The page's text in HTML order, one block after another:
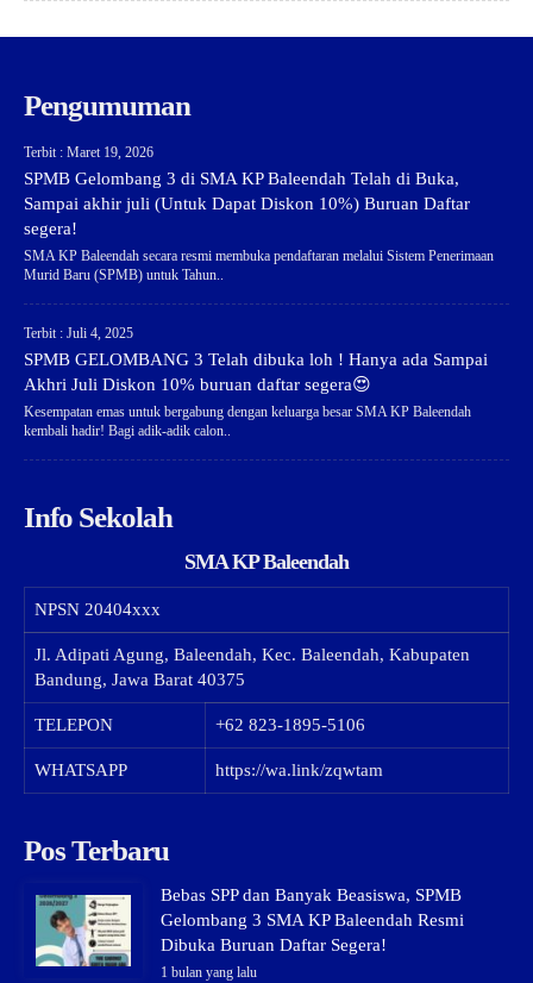
Pengumuman
Terbit : Maret 19, 2026
SPMB Gelombang 3 di SMA KP Baleendah Telah di Buka,
Sampai akhir juli (Untuk Dapat Diskon 10%) Buruan Daftar
segera!
SMA KP Baleendah secara resmi membuka pendaftaran melalui Sistem Penerimaan
Murid Baru (SPMB) untuk Tahun..
Terbit : Juli 4, 2025
SPMB GELOMBANG 3 Telah dibuka loh ! Hanya ada Sampai
Akhri Juli Diskon 10% buruan daftar segera😍
Kesempatan emas untuk bergabung dengan keluarga besar SMA KP Baleendah
kembali hadir! Bagi adik-adik calon..
Info Sekolah
SMA KP Baleendah
NPSN 20404xxx
Jl. Adipati Agung, Baleendah, Kec. Baleendah, Kabupaten
Bandung, Jawa Barat 40375
TELEPON +62 823-1895-5106
WHATSAPP https://wa.link/zqwtam
Pos Terbaru
Bebas SPP dan Banyak Beasiswa, SPMB
Gelombang 3 SMA KP Baleendah Resmi
Dibuka Buruan Daftar Segera!
1 bulan yang lalu